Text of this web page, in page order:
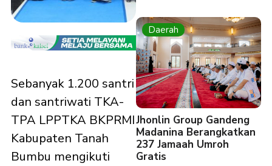
Sebanyak 1.200 santri
dan santriwati TKA-
TPA LPPTKA BKPRMI
Kabupaten Tanah
Bumbu mengikuti
Daerah
Jhonlin Group Gandeng
Madanina Berangkatkan
237 Jamaah Umroh
Gratis